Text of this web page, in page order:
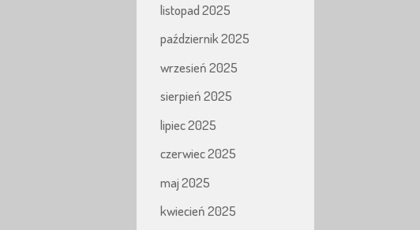
listopad 2025
październik 2025
wrzesień 2025
sierpień 2025
lipiec 2025
czerwiec 2025
maj 2025
kwiecień 2025